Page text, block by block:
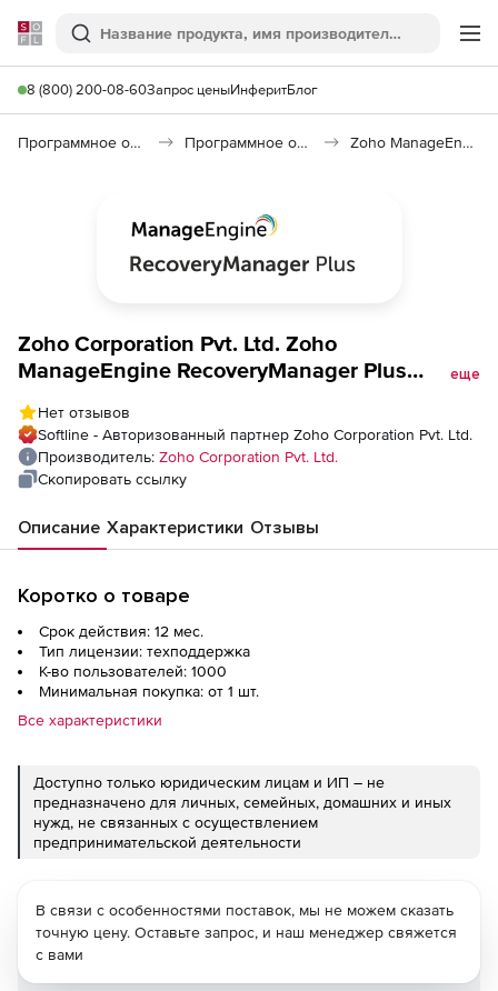
Softline
Поиск
8 (800) 200-08-60Запрос ценыИнферитБлог
Программное обеспечение для работы с файлами и дисками Программное обеспечение для резервного копирования Zoho ManageEngine RecoveryManager Plus
Zoho Corporation Pvt. Ltd. Zoho
ManageEngine RecoveryManager Plus
Model Annual), fee for Google Workspace
Backup for 1000 Users
еще
Нет отзывов
Softline - Авторизованный партнер Zoho Corporation Pvt. Ltd.
Производитель: Zoho Corporation Pvt. Ltd.
Скопировать ссылку
Описание Характеристики Отзывы
Коротко о товаре
Срок действия: 12 мес.
Тип лицензии: техподдержка
К-во пользователей: 1000
Минимальная покупка: от 1 шт.
Все характеристики
Доступно только юридическим лицам и ИП – не
предназначено для личных, семейных, домашних и иных
нужд, не связанных с осуществлением
предпринимательской деятельности
В связи с особенностями поставок, мы не можем сказать
точную цену. Оставьте запрос, и наш менеджер свяжется
с вами